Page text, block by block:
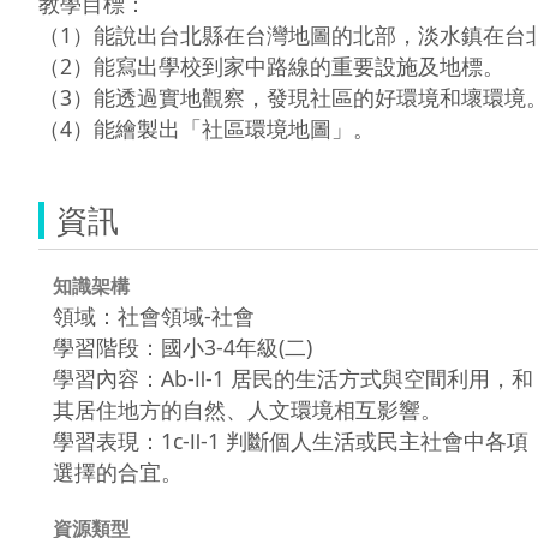
（1）能說出台北縣在台灣地圖的北部，淡水鎮在台
（2）能寫出學校到家中路線的重要設施及地標。
（3）能透過實地觀察，發現社區的好環境和壞環境
資訊
知識架構
領域：社會領域-社會
學習階段：國小3-4年級(二)
學習內容：Ab-Ⅱ-1 居民的生活方式與空間利用，和
其居住地方的自然、人文環境相互影響。
學習表現：1c-Ⅱ-1 判斷個人生活或民主社會中各項
選擇的合宜。
資源類型